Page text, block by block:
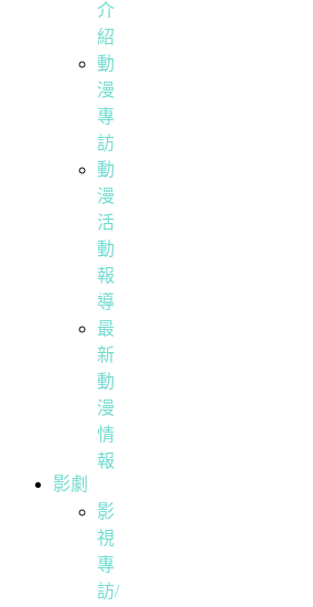
介
紹
動
漫
專
訪
動
漫
活
動
報
導
最
新
動
漫
情
報
影劇
影
視
專
訪/